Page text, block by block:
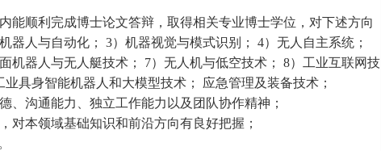
能顺利完成博士论文答辩，取得相关专业博士学位，对下述方向
器人与自动化； 3）机器视觉与模式识别； 4）无人自主系统；
机器人与无人艇技术； 7）无人机与低空技术； 8）工业互联网技
具身智能机器人和大模型技术； 应急管理及装备技术；
、沟通能力、独立工作能力以及团队协作精神；
对本领域基础知识和前沿方向有良好把握；